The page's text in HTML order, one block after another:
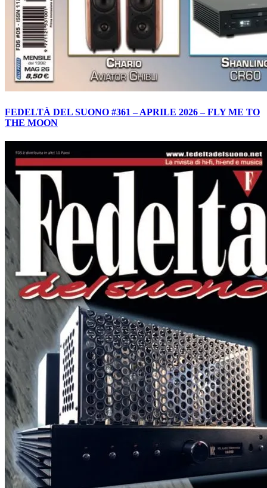
FEDELTÀ DEL SUONO #361 – APRILE 2026 – FLY ME TO
THE MOON